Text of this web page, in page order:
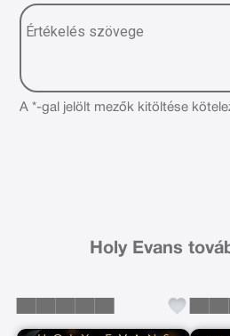
A *-gal jelölt mezők kitöltése
Holy Evans